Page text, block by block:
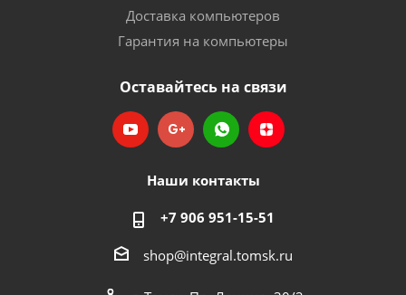
Доставка компьютеров
Гарантия на компьютеры
Оставайтесь на связи
Наши контакты
+7 906 951-15-51
shop@integral.tomsk.ru